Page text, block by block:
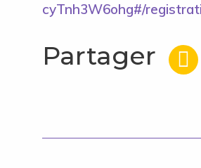
cyTnh3W6ohg#/
Partager